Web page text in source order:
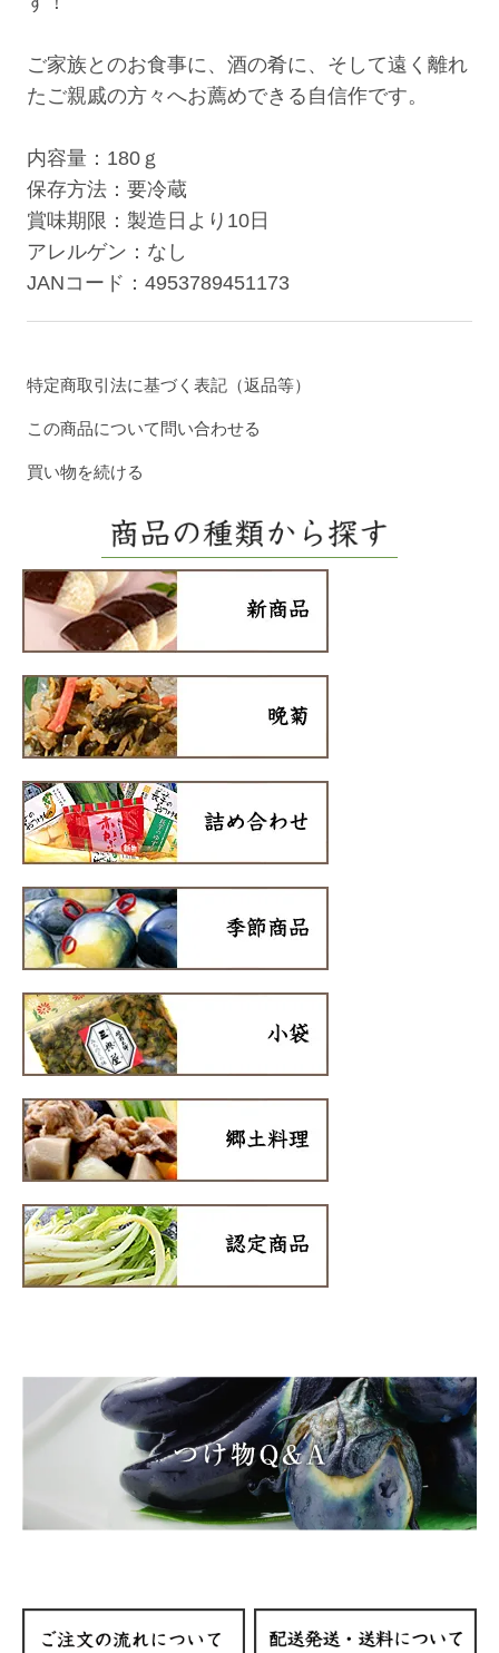
ご家族とのお食事に、酒の肴に、そして遠く離れ
たご親戚の方々へお薦めできる自信作です。
内容量：180ｇ
保存方法：要冷蔵
賞味期限：製造日より10日
アレルゲン：なし
JANコード：4953789451173
特定商取引法に基づく表記（返品等）
この商品について問い合わせる
買い物を続ける